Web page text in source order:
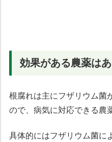
効果がある農薬は
根腐れは主にフザリウム菌
ので、病気に対応できる農
具体的にはフザリウム菌に